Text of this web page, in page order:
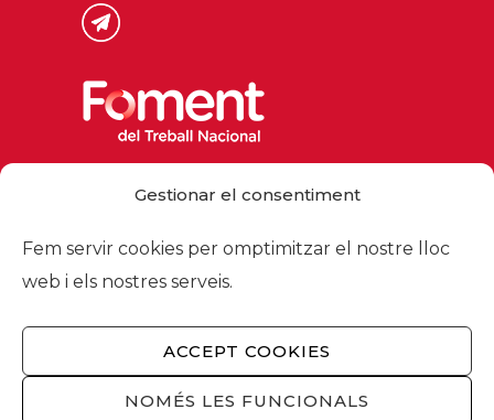
Gestionar el consentiment
Fem servir cookies per omptimitzar el nostre lloc
web i els nostres serveis.
ACCEPT COOKIES
NOMÉS LES FUNCIONALS
foment@foment.com
© 2026 - Foment del Treball Nacional
Nosaltres